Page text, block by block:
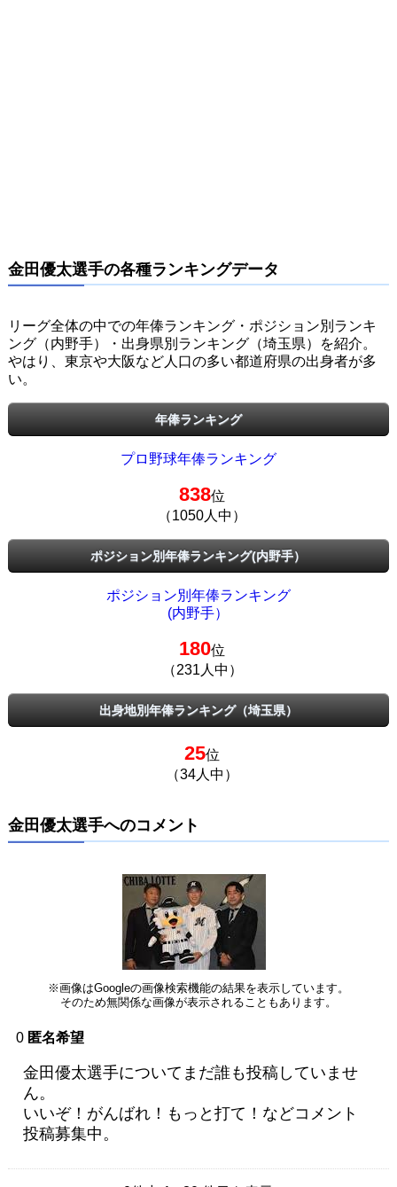
金田優太選手の各種ランキングデータ
リーグ全体の中での年俸ランキング・ポジション別ランキ
ング（内野手）・出身県別ランキング（埼玉県）を紹介。
やはり、東京や大阪など人口の多い都道府県の出身者が多
い。
年俸ランキング
プロ野球年俸ランキング
838位
（1050人中）
ポジション別年俸ランキング(内野手）
ポジション別年俸ランキング
(内野手）
180位
（231人中）
出身地別年俸ランキング（埼玉県）
25位
（34人中）
金田優太選手へのコメント
※画像はGoogleの画像検索機能の結果を表示しています。
そのため無関係な画像が表示されることもあります。
0 匿名希望
金田優太選手についてまだ誰も投稿していませ
ん。
いいぞ！がんばれ！もっと打て！などコメント
投稿募集中。